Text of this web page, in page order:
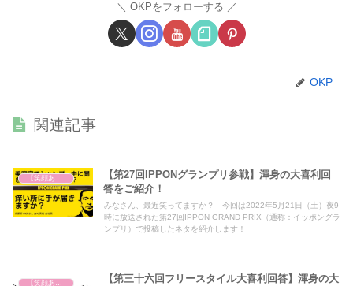
OKPをフォローする
OKP
関連記事
【第27回IPPONグランプリ参戦】渾身の大喜利回
答をご紹介！
みなさん、最近笑ってますか？ 今回は2022年5月21日（土）夜9
時に放送された第27回IPPON GRAND PRIX（通称：イッポングラ
ンプリ）で投稿したネタを紹介します！
【第三十六回フリースタイル大喜利回答】渾身の大